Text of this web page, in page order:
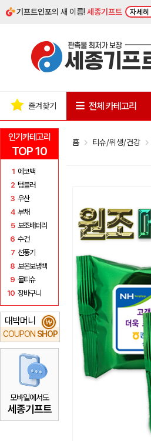
기프트인포의 새 이름!세종기프트 자세히
인기카테고리
TOP 10
1 에코백
2 텀블러
3 우산
4 부채
5 보조배터리
6 수건
7 선풍기
8 보온보냉백
9 물티슈
10 장바구니
대박머니
COUPON SHOP
₩
모바일에서도
세종기프트
즐겨찾기 전체 카테고리
홈 티슈/위생/건강